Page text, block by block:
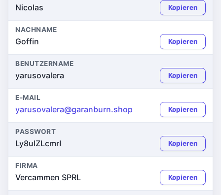
Nicolas Kopieren
NACHNAME
Goffin Kopieren
BENUTZERNAME
yarusovalera Kopieren
E-MAIL
yarusovalera@garanburn.shop Kopieren
PASSWORT
Ly8uIZLcmrI Kopieren
FIRMA
Vercammen SPRL Kopieren